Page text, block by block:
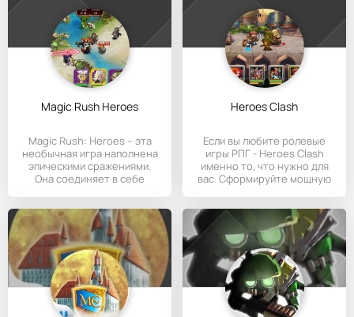
Magic Rush Heroes
Magic Rush: Heroes – эта
необычная игра наполнена
эпическими сражениями.
Она соединяет в себе
Heroes Clash
Если вы любите ролевые
игры РПГ - Heroes Clash
именно то, что нужно для
вас. Сформируйте мощную